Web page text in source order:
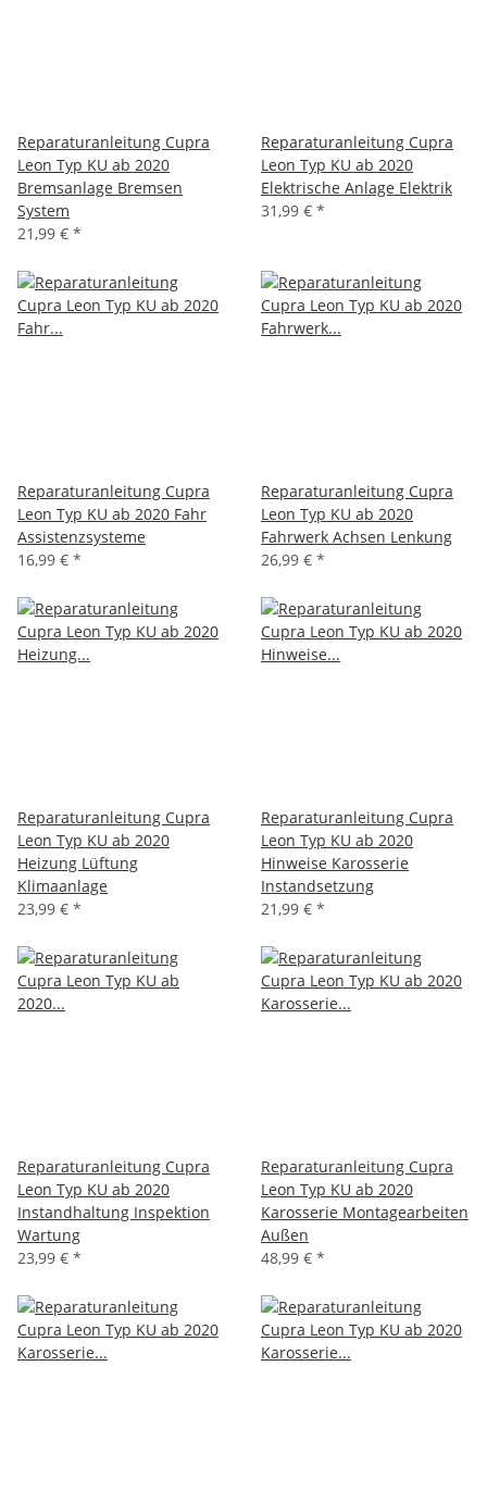
Reparaturanleitung Cupra
Leon Typ KU ab 2020
Bremsanlage Bremsen
System
21,99 € *
Reparaturanleitung Cupra
Leon Typ KU ab 2020
Elektrische Anlage Elektrik
31,99 € *
Reparaturanleitung Cupra
Leon Typ KU ab 2020 Fahr
Assistenzsysteme
16,99 € *
Reparaturanleitung Cupra
Leon Typ KU ab 2020
Fahrwerk Achsen Lenkung
26,99 € *
Reparaturanleitung Cupra
Leon Typ KU ab 2020
Heizung Lüftung
Klimaanlage
23,99 € *
Reparaturanleitung Cupra
Leon Typ KU ab 2020
Hinweise Karosserie
Instandsetzung
21,99 € *
Reparaturanleitung Cupra
Leon Typ KU ab 2020
Instandhaltung Inspektion
Wartung
23,99 € *
Reparaturanleitung Cupra
Leon Typ KU ab 2020
Karosserie Montagearbeiten
Außen
48,99 € *